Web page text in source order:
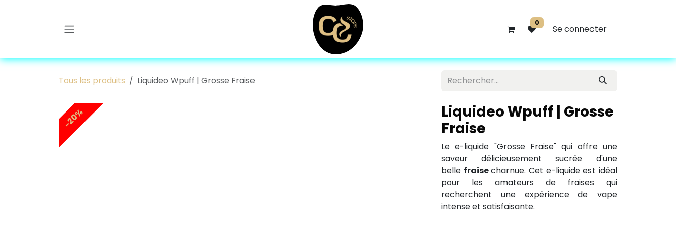
0
Se connecter
Tous les produits Liquideo Wpuff | Grosse Fraise
-20%
Liquideo Wpuff | Grosse
Fraise
Le e-liquide "Grosse Fraise" qui offre une
saveur délicieusement sucrée d'une
belle fraisecharnue. Cet e-liquide est idéal
pour les amateurs de fraises qui
recherchent une expérience de vape
intense et satisfaisante.